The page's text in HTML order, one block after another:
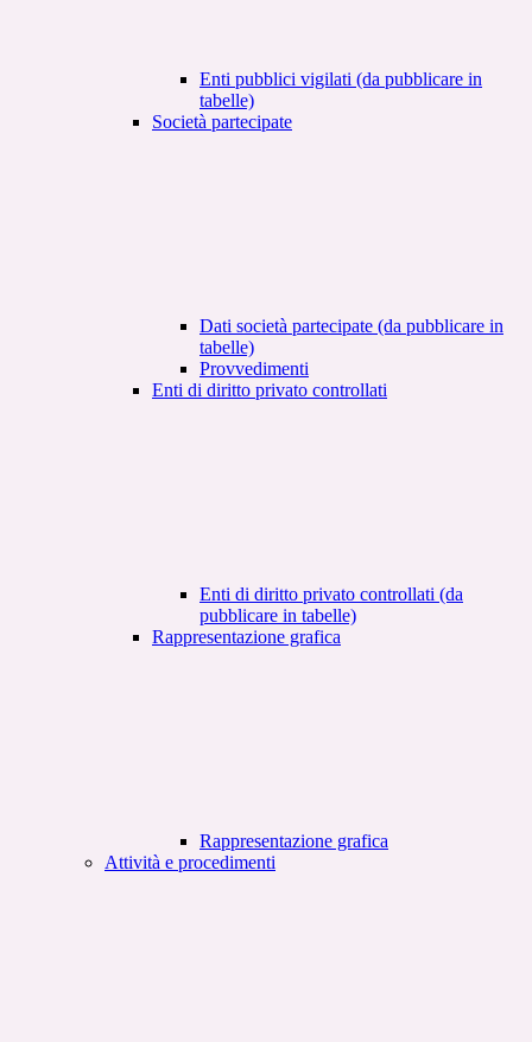
Enti pubblici vigilati (da pubblicare in
tabelle)
Società partecipate
Dati società partecipate (da pubblicare in
tabelle)
Provvedimenti
Enti di diritto privato controllati
Enti di diritto privato controllati (da
pubblicare in tabelle)
Rappresentazione grafica
Rappresentazione grafica
Attività e procedimenti